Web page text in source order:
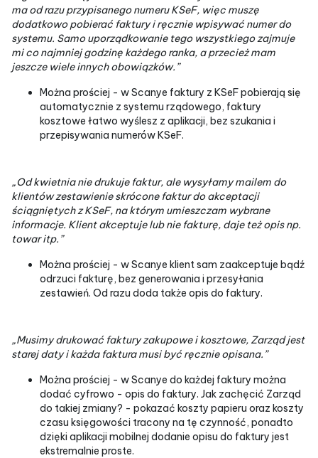
ma od razu przypisanego numeru KSeF, więc muszę
dodatkowo pobierać faktury i ręcznie wpisywać numer do
systemu. Samo uporządkowanie tego wszystkiego zajmuje
mi co najmniej godzinę każdego ranka, a przecież mam
jeszcze wiele innych obowiązków.”
Można prościej - w Scanye faktury z KSeF pobierają się
automatycznie z systemu rządowego, faktury
kosztowe łatwo wyślesz z aplikacji, bez szukania i
przepisywania numerów KSeF.
„Od kwietnia nie drukuje faktur, ale wysyłamy mailem do
klientów zestawienie skrócone faktur do akceptacji
ściągniętych z KSeF, na którym umieszczam wybrane
informacje. Klient akceptuje lub nie fakturę, daje też opis np.
towar itp.”
Można prościej - w Scanye klient sam zaakceptuje bądź
odrzuci fakturę, bez generowania i przesyłania
zestawień. Od razu doda także opis do faktury.
„Musimy drukować faktury zakupowe i kosztowe, Zarząd jest
starej daty i każda faktura musi być ręcznie opisana.”
Można prościej - w Scanye do każdej faktury można
dodać cyfrowo - opis do faktury. Jak zachęcić Zarząd
do takiej zmiany? - pokazać koszty papieru oraz koszty
czasu księgowości tracony na tę czynność, ponadto
dzięki aplikacji mobilnej dodanie opisu do faktury jest
ekstremalnie proste.